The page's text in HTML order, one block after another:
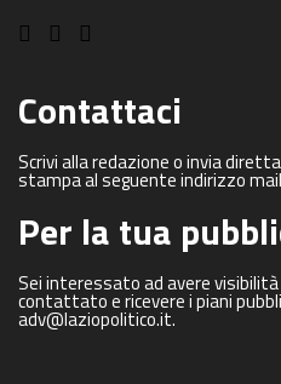
Contattaci
Scrivi alla redazione o invia
stampa al seguente indirizzo
Per la tua
Sei interessato ad avere
contattato e ricevere i piani
adv@laziopolitico.it.